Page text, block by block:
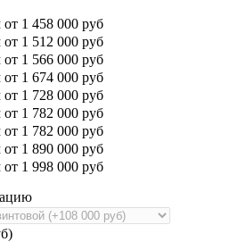
от 1 458 000 руб
от 1 512 000 руб
от 1 566 000 руб
от 1 674 000 руб
от 1 728 000 руб
от 1 782 000 руб
от 1 782 000 руб
от 1 890 000 руб
от 1 998 000 руб